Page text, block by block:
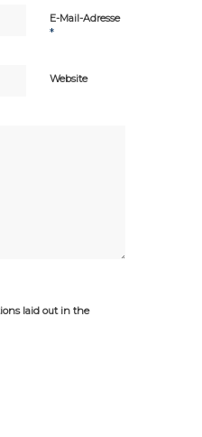
E-Mail-Adresse
*
Website
laid out in the